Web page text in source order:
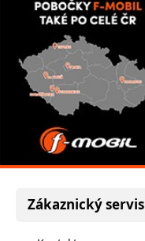
Zákaznický servis